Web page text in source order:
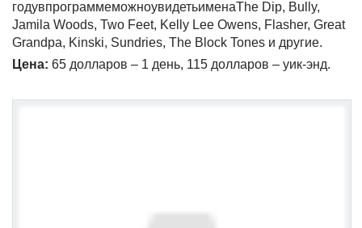
годувпрограммеможноувидетьименаThe Dip, Bully,
Jamila Woods, Two Feet, Kelly Lee Owens, Flasher, Great
Grandpa, Kinski, Sundries, The Block Tones и другие.
Цена: 65 долларов – 1 день, 115 долларов – уик-энд.